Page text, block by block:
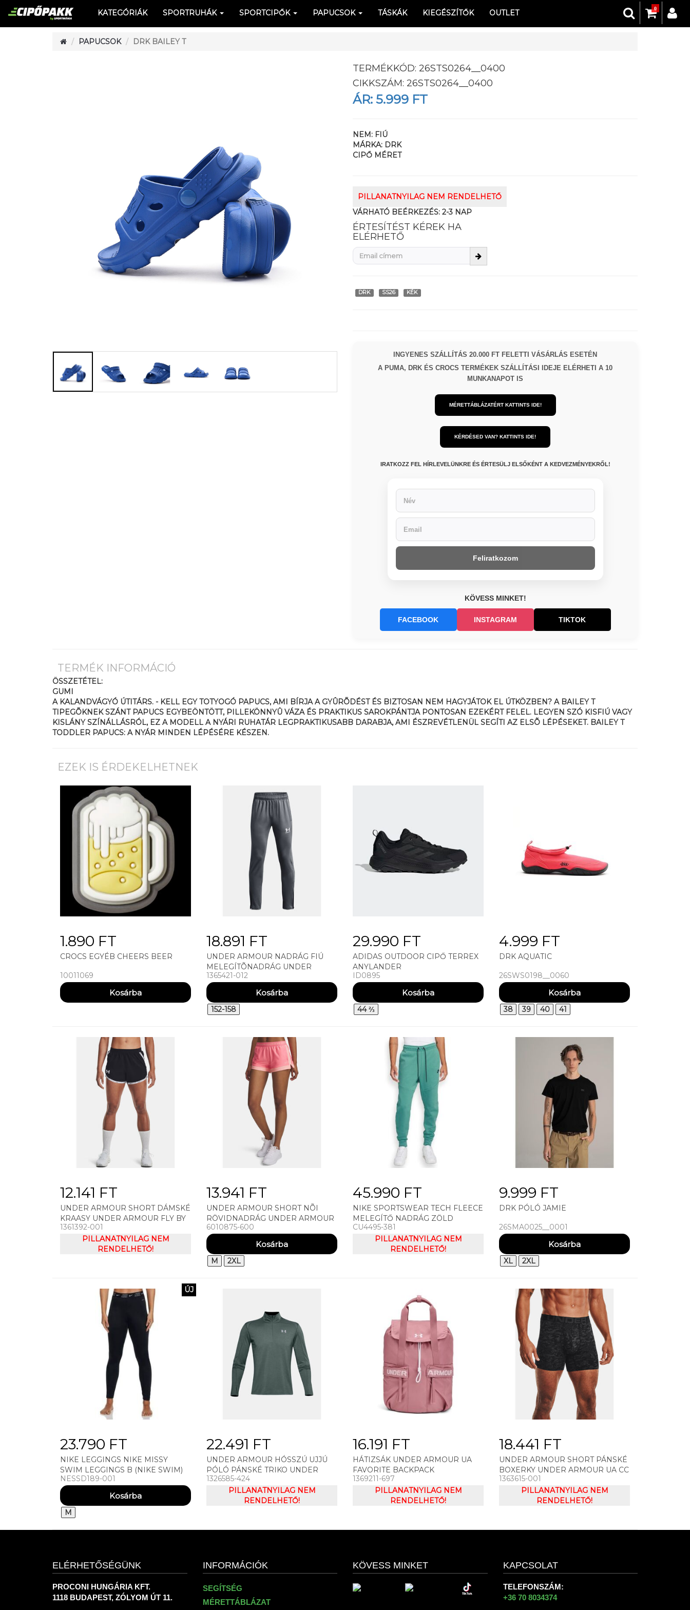
0
KATEGÓRIÁK SPORTRUHÁK SPORTCIPŐK PAPUCSOK TÁSKÁK KIEGÉSZÍTŐK OUTLET
PAPUCSOK DRK BAILEY T
TERMÉKKÓD: 26STS0264__0400
CIKKSZÁM: 26STS0264__0400
ÁR: 5.999 FT
NEM: FIÚ
MÁRKA: DRK
CIPŐ MÉRET
PILLANATNYILAG NEM RENDELHETŐ
VÁRHATÓ BEÉRKEZÉS: 2-3 NAP
ÉRTESÍTÉST KÉREK HA
ELÉRHETŐ
DRK SS26 KÉK
INGYENES SZÁLLÍTÁS 20.000 FT FELETTI VÁSÁRLÁS ESETÉN
A PUMA, DRK ÉS CROCS TERMÉKEK SZÁLLÍTÁSI IDEJE ELÉRHETI A 10
MUNKANAPOT IS
MÉRETTÁBLÁZATÉRT KATTINTS IDE!
KÉRDÉSED VAN? KATTINTS IDE!
IRATKOZZ FEL HÍRLEVELÜNKRE ÉS ÉRTESÜLJ ELSŐKÉNT A KEDVEZMÉNYEKRŐL!
Feliratkozom
KÖVESS MINKET!
FACEBOOK INSTAGRAM TIKTOK
TERMÉK INFORMÁCIÓ
ÖSSZETÉTEL:
GUMI
A KALANDVÁGYÓ ÚTITÁRS. - KELL EGY TOTYOGÓ PAPUCS, AMI BÍRJA A GYÛRÕDÉST ÉS BIZTOSAN NEM HAGYJÁTOK EL ÚTKÖZBEN? A BAILEY T
TIPEGÕKNEK SZÁNT PAPUCS EGYBEÖNTÖTT, PILLEKÖNNYÛ VÁZA ÉS PRAKTIKUS SAROKPÁNTJA PONTOSAN EZEKÉRT FELEL. LEGYEN SZÓ KISFIÚ VAGY
KISLÁNY SZÍNÁLLÁSRÓL, EZ A MODELL A NYÁRI RUHATÁR LEGPRAKTIKUSABB DARABJA, AMI ÉSZREVÉTLENÜL SEGÍTI AZ ELSÕ LÉPÉSEKET. BAILEY T
TODDLER PAPUCS: A NYÁR MINDEN LÉPÉSÉRE KÉSZEN.
EZEK IS ÉRDEKELHETNEK
1.890 FT
CROCS EGYÉB CHEERS BEER
10011069
18.891 FT
UNDER ARMOUR NADRÁG FIÚ
MELEGÍTÕNADRÁG UNDER
ARMOUR Y CHALLENGER
TRAINING PANT
1365421-012
152-158
29.990 FT
ADIDAS OUTDOOR CIPŐ TERREX
ANYLANDER
ID0895
44 ⅔
4.999 FT
DRK AQUATIC
26SWS0198__0060
38 39 40 41
12.141 FT
UNDER ARMOUR SHORT DÁMSKÉ
KRAASY UNDER ARMOUR FLY BY
2.0 BRAND SHORT
1361392-001
PILLANATNYILAG NEM
RENDELHETŐ!
13.941 FT
UNDER ARMOUR SHORT NÕI
RÖVIDNADRÁG UNDER ARMOUR
TECH PLAY UP 3IN COLORBLOCK
6010875-600
M 2XL
45.990 FT
NIKE SPORTSWEAR TECH FLEECE
MELEGÍTŐ NADRÁG ZÖLD
CU4495-381
PILLANATNYILAG NEM
RENDELHETŐ!
9.999 FT
DRK PÓLÓ JAMIE
26SMA0025__0001
XL 2XL
ÚJ
23.790 FT
NIKE LEGGINGS NIKE MISSY
SWIM LEGGINGS B (NIKE SWIM)
NESSD189-001
M
22.491 FT
UNDER ARMOUR HÓSSZÚ UJJÚ
PÓLÓ PÁNSKÉ TRIKO UNDER
ARMOUR STREAKER 2.0 HALF ZIP
1326585-424
PILLANATNYILAG NEM
RENDELHETŐ!
16.191 FT
HÁTIZSÁK UNDER ARMOUR UA
FAVORITE BACKPACK
1369211-697
PILLANATNYILAG NEM
RENDELHETŐ!
18.441 FT
UNDER ARMOUR SHORT PÁNSKÉ
BOXERKY UNDER ARMOUR UA CC
6IN NOVELTY (3KS)
1363615-001
PILLANATNYILAG NEM
RENDELHETŐ!
ELÉRHETŐSÉGÜNK
PROCONI HUNGÁRIA KFT.
1118 BUDAPEST, ZÓLYOM ÚT 11.
INFORMÁCIÓK
SEGÍTSÉG
MÉRETTÁBLÁZAT
KÖVESS MINKET KAPCSOLAT
TELEFONSZÁM:
+36 70 8034374